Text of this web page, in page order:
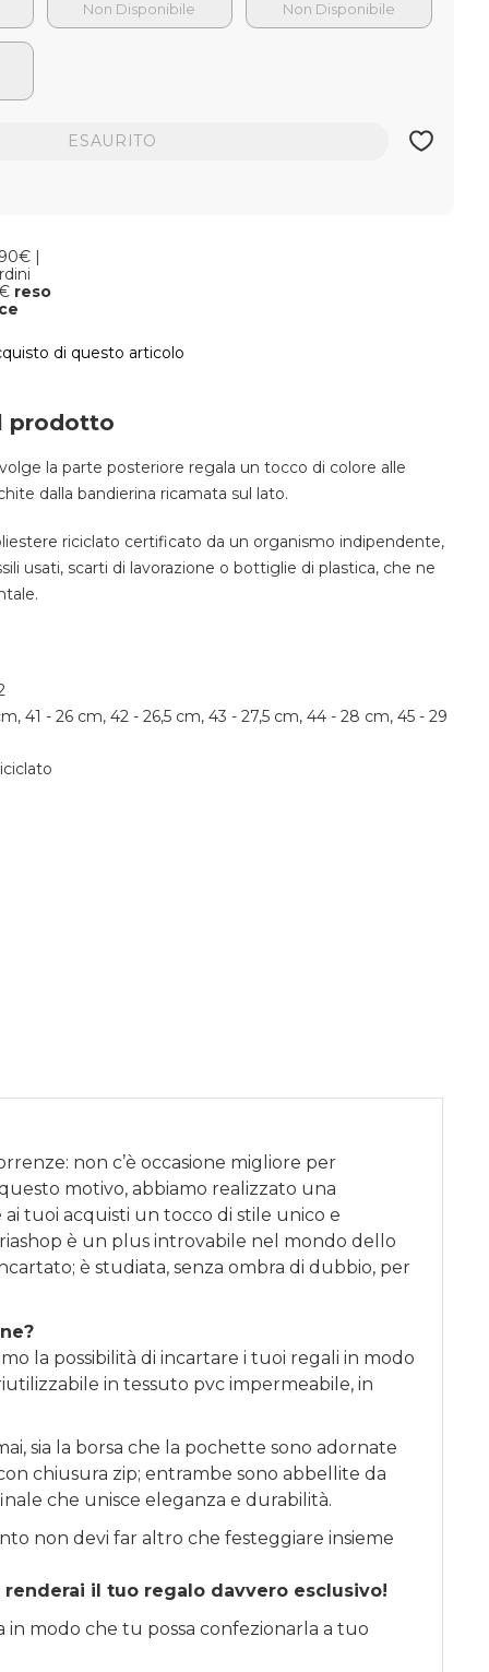
ESAURITO
|
reso
di questo articolo
prodotto
la parte posteriore regala un tocco di colore alle
dalla bandierina ricamata sul lato.
riciclato certificato da un organismo indipendente,
usati, scarti di lavorazione o bottiglie di plastica, che ne
41 - 26 cm, 42 - 26,5 cm, 43 - 27,5 cm, 44 - 28 cm, 45 - 29
non c’è occasione migliore per
motivo, abbiamo realizzato una
tuoi acquisti un tocco di stile unico e
è un plus introvabile nel mondo dello
è studiata, senza ombra di dubbio, per
la possibilità di incartare i tuoi regali in modo
in tessuto pvc impermeabile, in
sia la borsa che la pochette sono adornate
chiusura zip; entrambe sono abbellite da
che unisce eleganza e durabilità.
non devi far altro che festeggiare insieme
il tuo regalo davvero esclusivo!
in modo che tu possa confezionarla a tuo